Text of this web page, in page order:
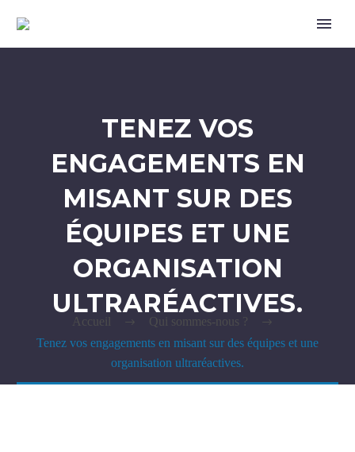
TENEZ VOS
ENGAGEMENTS EN
MISANT SUR DES
ÉQUIPES ET UNE
ORGANISATION
ULTRARÉACTIVES.
Accueil
Qui sommes-nous ?
Tenez vos engagements en misant sur des équipes et une
organisation ultraréactives.